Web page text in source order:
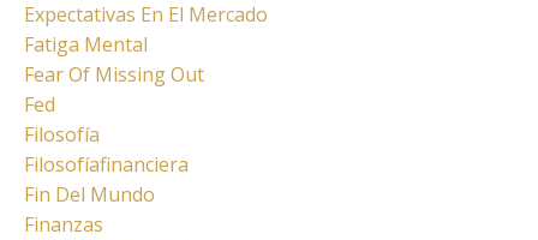
Expectativas En El Mercado
Fatiga Mental
Fear Of Missing Out
Fed
Filosofía
Filosofíafinanciera
Fin Del Mundo
Finanzas